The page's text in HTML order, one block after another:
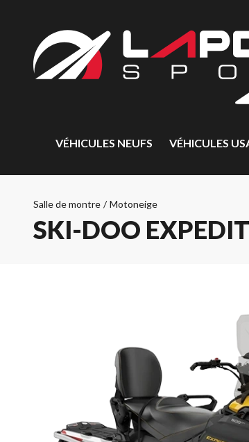
VÉHICULES NEUFS VÉHICULES
Salle de montre / Motoneige
SKI-DOO